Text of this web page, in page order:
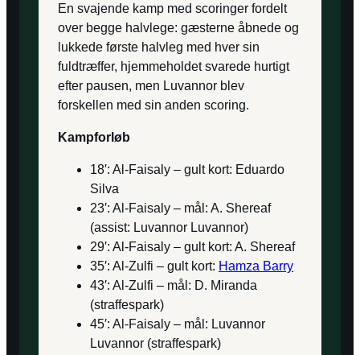
En svajende kamp med scoringer fordelt
over begge halvlege: gæsterne åbnede og
lukkede første halvleg med hver sin
fuldtræffer, hjemmeholdet svarede hurtigt
efter pausen, men Luvannor blev
forskellen med sin anden scoring.
Kampforløb
18′: Al-Faisaly – gult kort: Eduardo
Silva
23′: Al-Faisaly – mål: A. Shereaf
(assist: Luvannor Luvannor)
29′: Al-Faisaly – gult kort: A. Shereaf
35′: Al-Zulfi – gult kort: Hamza Barry
43′: Al-Zulfi – mål: D. Miranda
(straffespark)
45′: Al-Faisaly – mål: Luvannor
Luvannor (straffespark)